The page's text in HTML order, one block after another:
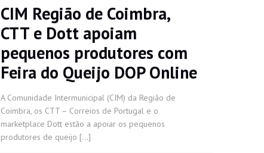
CIM Região de Coimbra,
CTT e Dott apoiam
pequenos produtores com
Feira do Queijo DOP Online
A Comunidade Intermunicipal (CIM) da Região de
Coimbra, os CTT – Correios de Portugal e o
marketplace Dott estão a apoiar os pequenos
produtores de queijo […]